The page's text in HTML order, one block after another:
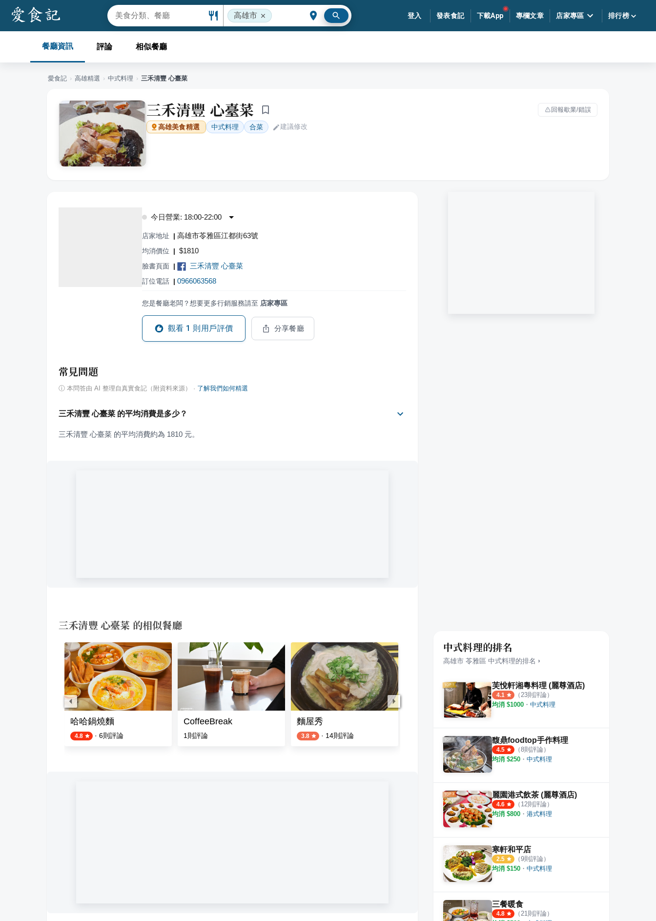
高雄市 登入 發表食記 下載App 專欄文章 店家專區 排行榜
餐廳資訊 評論 相似餐廳
愛食記 › 高雄精選 › 中式料理 › 三禾清豐 心臺菜
三禾清豐 心臺菜 回報歇業/錯誤
高雄美食精選 中式料理 合菜 建議修改
今日營業: 18:00-22:00
店家地址 | 高雄市苓雅區江都街63號
均消價位 | $1810
臉書頁面 | 三禾清豐 心臺菜
訂位電話 | 0966063568
您是餐廳老闆？想要更多行銷服務請至 店家專區
觀看 1 則用戶評價 分享餐廳
常見問題
ⓘ 本問答由 AI 整理自真實食記（附資料來源） · 了解我們如何精選
三禾清豐 心臺菜 的平均消費是多少？
三禾清豐 心臺菜 的平均消費約為 1810 元。
三禾清豐 心臺菜 的相似餐廳
哈哈鍋燒麵
4.8 · 6則評論
CoffeeBreak
1 則評論
麵屋秀
3.8 · 14則評論 · 5則評論
中式料理的排名
高雄市 苓雅區 中式料理的排名 ›
芙悅軒湘粵料理 (麗尊酒店)
4.1 （ 23則評論）
均消 $1000 ・ 中式料理
馥鼎foodtop手作料理
4.5 （8則評論）
均消 $250 ・ 中式料理
麗園港式飲茶 (麗尊酒店)
4.6 （ 12則評論）
均消 $800 ・ 港式料理
寒軒和平店
2.5 （9則評論）
均消 $150 ・ 中式料理
三餐暖食
4.8 （ 21 則評論）